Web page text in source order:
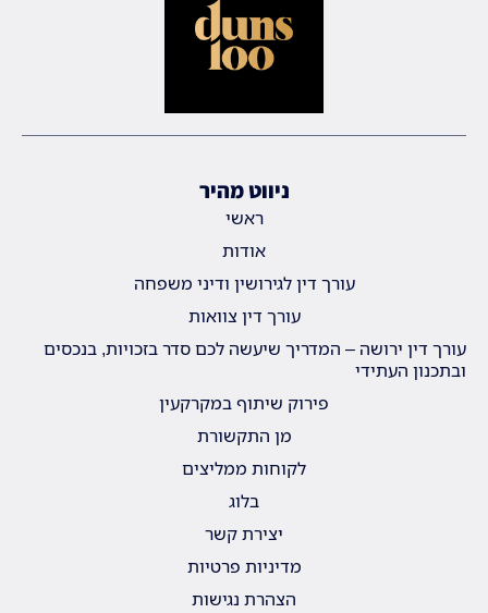
ניווט מהיר
ראשי
אודות
עורך דין לגירושין ודיני משפחה
עורך דין צוואות
עורך דין ירושה – המדריך שיעשה לכם סדר בזכויות, בנכסים
ובתכנון העתידי
פירוק שיתוף במקרקעין
מן התקשורת
לקוחות ממליצים
בלוג
יצירת קשר
מדיניות פרטיות
הצהרת נגישות